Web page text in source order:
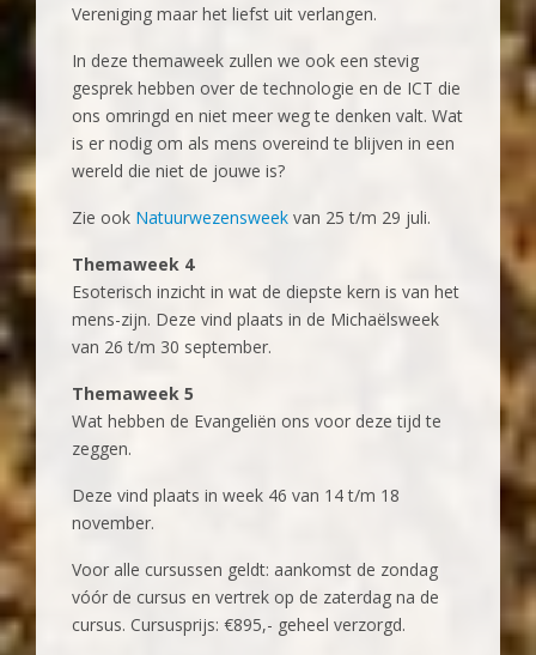
Vereniging maar het liefst uit verlangen.
In deze themaweek zullen we ook een stevig
gesprek hebben over de technologie en de ICT die
ons omringd en niet meer weg te denken valt. Wat
is er nodig om als mens overeind te blijven in een
wereld die niet de jouwe is?
Zie ook Natuurwezensweek van 25 t/m 29 juli.
Themaweek 4
Esoterisch inzicht in wat de diepste kern is van het
mens-zijn. Deze vind plaats in de Michaëlsweek
van 26 t/m 30 september.
Themaweek 5
Wat hebben de Evangeliën ons voor deze tijd te
zeggen.
Deze vind plaats in week 46 van 14 t/m 18
november.
Voor alle cursussen geldt: aankomst de zondag
vóór de cursus en vertrek op de zaterdag na de
cursus. Cursusprijs: €895,- geheel verzorgd.